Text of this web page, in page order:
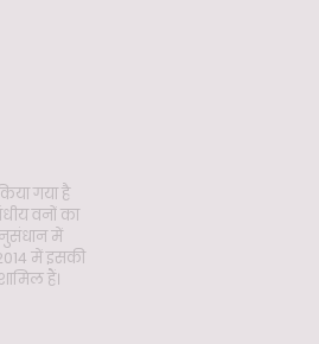
गया है
वनों का
में
में इसकी
हैं।